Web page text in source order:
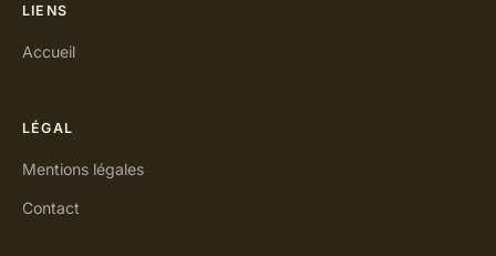
LIENS
Accueil
LÉGAL
Mentions légales
Contact